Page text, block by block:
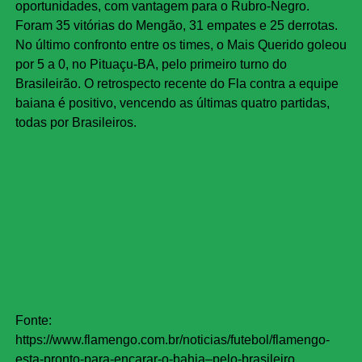
oportunidades, com vantagem para o Rubro-Negro.
Foram 35 vitórias do Mengão, 31 empates e 25 derrotas.
No último confronto entre os times, o Mais Querido goleou
por 5 a 0, no Pituaçu-BA, pelo primeiro turno do
Brasileirão. O retrospecto recente do Fla contra a equipe
baiana é positivo, vencendo as últimas quatro partidas,
todas por Brasileiros.
Fonte:
https://www.flamengo.com.br/noticias/futebol/flamengo-